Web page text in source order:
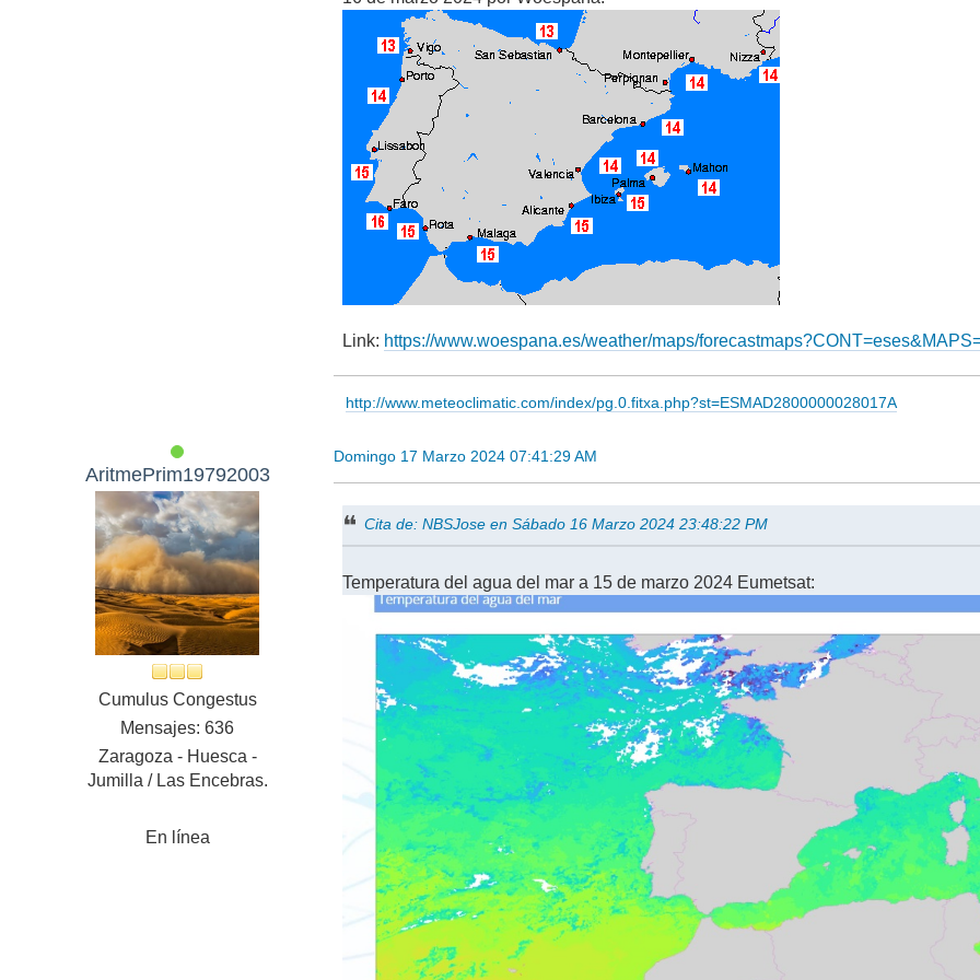
Link: https://www.woespana.es/weather/maps/
http://www.meteoclimatic.com/index/pg.0.fitxa.php?st=ESMAD2800000028017A
AritmePrim19792003
Cumulus Congestus
Mensajes: 636
Zaragoza - Huesca -
Jumilla / Las Encebras.
En línea
Domingo 17 Marzo 2024 07:41:29 AM
Cita de: NBSJose en Sábado 16 Marzo 2024 23:48:22 PM
Temperatura del agua del mar a 15 de marzo 2024 Eumetsat: